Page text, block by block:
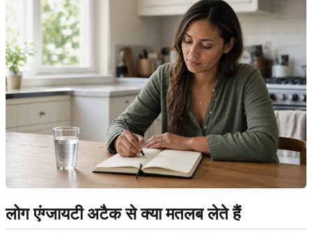
लोग एंग्जायटी अटैक से क्या मतलब लेते हैं